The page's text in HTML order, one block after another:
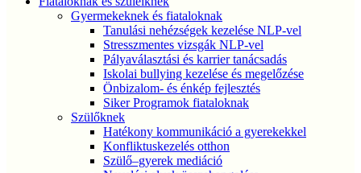
Gyermekeknek és fiataloknak
Tanulási nehézségek kezelése NLP-vel
Stresszmentes vizsgák NLP-vel
Pályaválasztási és karrier tanácsadás
Iskolai bullying kezelése és megelőzése
Önbizalom- és énkép fejlesztés
Siker Programok fiataloknak
Szülőknek
Hatékony kommunikáció a gyerekekkel
Konfliktuskezelés otthon
Szülő–gyerek mediáció